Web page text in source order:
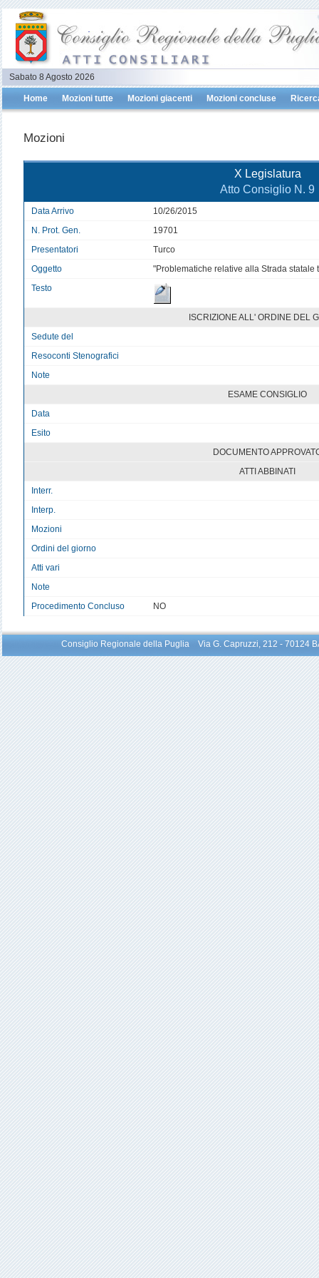
Sabato 8 Agosto 2026
Home Mozioni tutte Mozioni giacenti Mozioni concluse
Mozioni
X Legislatura
Atto Consiglio N. 9
Data Arrivo
10/26/2015
N. Prot. Gen.
19701
Presentatori
Turco
Oggetto
"Problematiche relative alla Strada
Testo
ISCRIZIONE ALL' ORDINE DEL
Sedute del
Resoconti Stenografici
Note
ESAME CONSIGLIO
Data
Esito
DOCUMENTO
ATTI ABBINATI
Interr.
Interp.
Mozioni
Ordini del giorno
Atti vari
Note
Procedimento Concluso
NO
Consiglio Regionale della Puglia Via G. Capruzzi, 212 -